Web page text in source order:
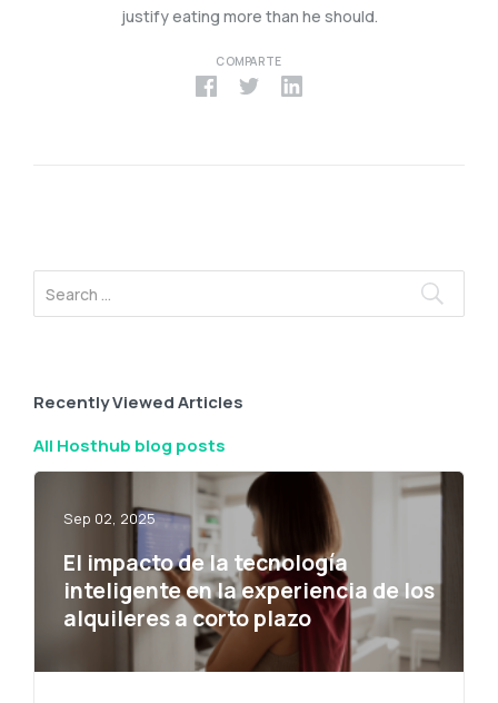
justify eating more than he should.
COMPARTE
Recently Viewed Articles
All Hosthub blog posts
Sep 02, 2025
El impacto de la tecnología
inteligente en la experiencia de los
alquileres a corto plazo